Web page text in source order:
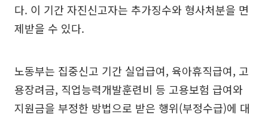
다. 이 기간 자진신고자는 추가징수와 형사처분을 면
제받을 수 있다.
노동부는 집중신고 기간 실업급여, 육아휴직급여, 고
용장려금, 직업능력개발훈련비 등 고용보험 급여와
지원금을 부정한 방법으로 받은 행위(부정수급)에 대